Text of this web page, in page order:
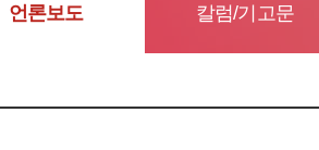
언론보도 칼럼/기고문